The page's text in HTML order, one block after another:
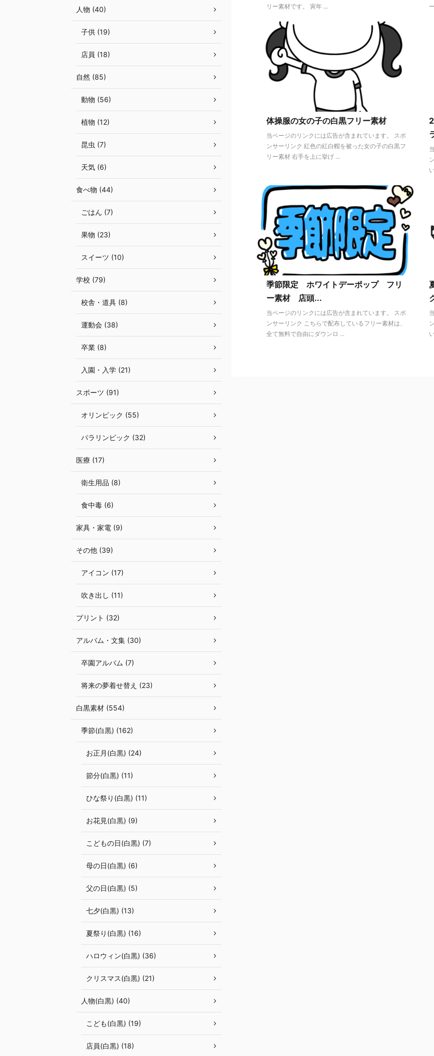
リー素材です。 寅年 ...
体操服の女の子の白黒フリー素材
当ページのリンクには広告が含まれています。 スポ
ンサーリンク 紅色の紅白帽を被った女の子の白黒フ
リー素材 右手を上に挙げ ...
季節限定 ホワイトデーポップ フリ
ー素材 店頭...
当ページのリンクには広告が含まれています。 スポ
ンサーリンク こちらで配布しているフリー素材は、
全て無料で自由にダウンロ ...
人物 (40)
子供 (19)
店員 (18)
自然 (85)
動物 (56)
植物 (12)
昆虫 (7)
天気 (6)
食べ物 (44)
ごはん (7)
果物 (23)
スイーツ (10)
学校 (79)
校舎・道具 (8)
運動会 (38)
卒業 (8)
入園・入学 (21)
スポーツ (91)
オリンピック (55)
パラリンピック (32)
医療 (17)
衛生用品 (8)
食中毒 (6)
家具・家電 (9)
その他 (39)
アイコン (17)
吹き出し (11)
プリント (32)
アルバム・文集 (30)
卒園アルバム (7)
将来の夢着せ替え (23)
白黒素材 (554)
季節(白黒) (162)
お正月(白黒) (24)
節分(白黒) (11)
ひな祭り(白黒) (11)
お花見(白黒) (9)
こどもの日(白黒) (7)
母の日(白黒) (6)
父の日(白黒) (5)
七夕(白黒) (13)
夏祭り(白黒) (16)
ハロウィン(白黒) (36)
クリスマス(白黒) (21)
人物(白黒) (40)
こども(白黒) (19)
店員(白黒) (18)